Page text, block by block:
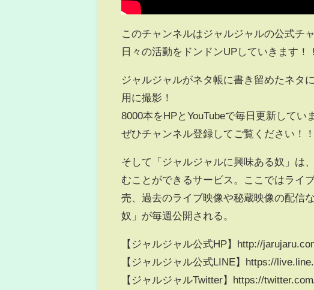
このチャンネルはジャルジャルの公式チ
日々の活動をドンドンUPしていきます！！
ジャルジャルがネタ帳に書き留めたネタ
用に撮影！
8000本をHPとYouTubeで毎日更新してい
ぜひチャンネル登録してご覧ください！！
そして「ジャルジャルに興味ある奴」は
むことができるサービス。ここではライ
売、過去のライブ映像や秘蔵映像の配信
奴」が毎週公開される。
【ジャルジャル公式HP】http://
【ジャルジャル公式LINE】https://
【ジャルジャルTwitter】https://